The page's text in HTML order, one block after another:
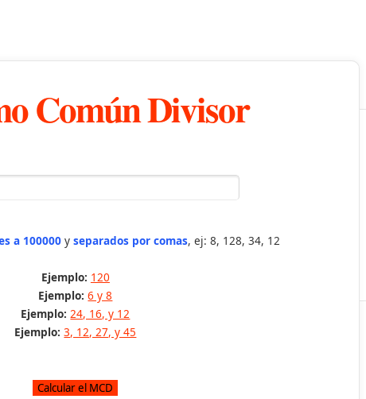
Común Divisor
a 100000y separados por comas, ej: 8, 128, 34, 12
Ejemplo: 120
Ejemplo: 6 y 8
Ejemplo: 24, 16, y 12
Ejemplo: 3, 12, 27, y 45